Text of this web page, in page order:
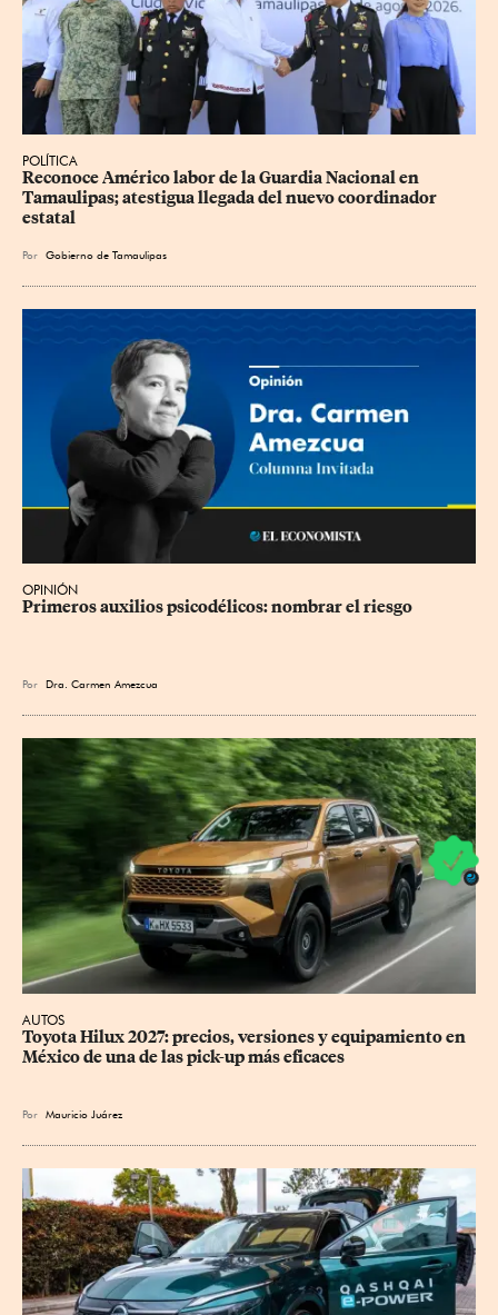
POLÍTICA
Reconoce Américo labor de la Guardia Nacional en
Tamaulipas; atestigua llegada del nuevo coordinador
estatal
Por Gobierno de Tamaulipas
OPINIÓN
Primeros auxilios psicodélicos: nombrar el riesgo
Por Dra. Carmen Amezcua
AUTOS
Toyota Hilux 2027: precios, versiones y equipamiento en
México de una de las pick-up más eficaces
Por Mauricio Juárez